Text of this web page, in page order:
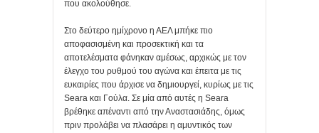
που ακολούθησε.
Στο δεύτερο ημίχρονο η ΑΕΛ μπήκε πιο
αποφασισμένη και προσεκτική και τα
αποτελέσματα φάνηκαν αμέσως, αρχικώς με τον
έλεγχο του ρυθμού του αγώνα και έπειτα με τις
ευκαιρίες που άρχισε να δημιουργεί, κυρίως με τις
Seara και Γούλα. Σε μία από αυτές η Seara
βρέθηκε απέναντι από την Αναστασιάδης, όμως
πριν προλάβει να πλασάρει η αμυντικός των